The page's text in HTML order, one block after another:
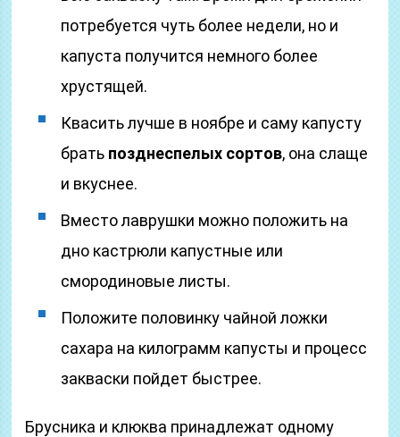
потребуется чуть более недели, но и
капуста получится немного более
хрустящей.
Квасить лучше в ноябре и саму капусту
брать позднеспелых сортов, она слаще
и вкуснее.
Вместо лаврушки можно положить на
дно кастрюли капустные или
смородиновые листы.
Положите половинку чайной ложки
сахара на килограмм капусты и процесс
закваски пойдет быстрее.
Брусника и клюква принадлежат одному